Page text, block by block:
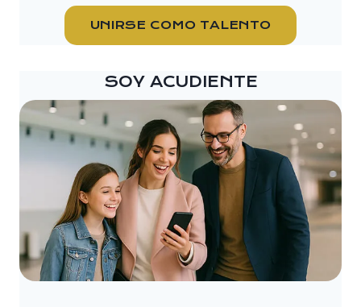
UNIRSE COMO TALENTO
SOY ACUDIENTE